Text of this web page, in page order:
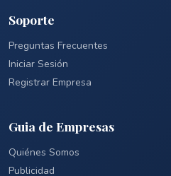
Soporte
Preguntas Frecuentes
Iniciar Sesión
Registrar Empresa
Guia de Empresas
Quiénes Somos
Publicidad